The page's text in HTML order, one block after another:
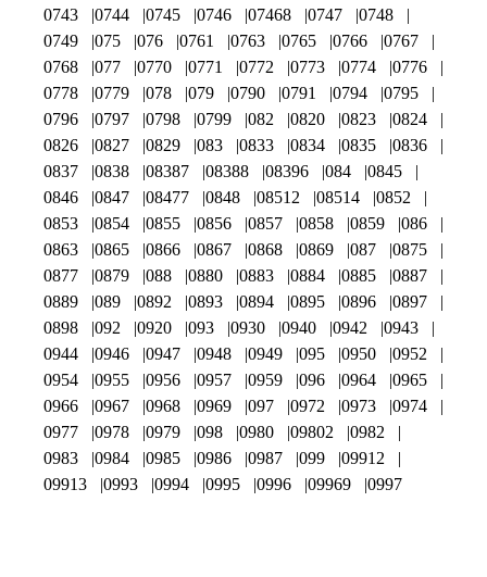
0743
0744 0745 0746 07468 0747
0748
0749
075 076 0761 0763 0765 0766
0767
0768
077 0770 0771 0772 0773 0774
0776
0778
0779 078 079 0790 0791 0794
0795
0796
0797 0798 0799 082 0820 0823
0824
0826
0827 0829 083 0833 0834 0835
0836
0837
0838 08387 08388 08396 084
0845
0846
0847 08477 0848 08512 08514
0852
0853
0854 0855 0856 0857 0858 0859
086
0863
0865 0866 0867 0868 0869 087
0875
0877
0879 088 0880 0883 0884 0885
0887
0889
089 0892 0893 0894 0895 0896
0897
0898
092 0920 093 0930 0940 0942
0943
0944
0946 0947 0948 0949 095 0950
0952
0954
0955 0956 0957 0959 096 0964
0965
0966
0967 0968 0969 097 0972 0973
0974
0977
0978 0979 098 0980 09802
0982
0983
0984 0985 0986 0987 099
09912
09913
0993 0994 0995 0996 09969 0997